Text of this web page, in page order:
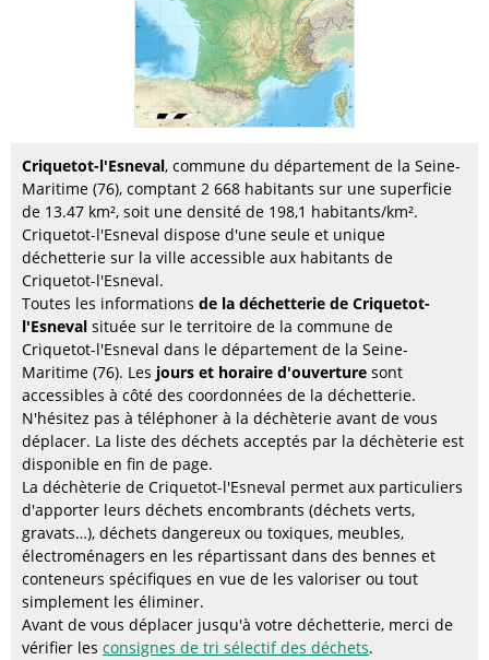
Criquetot-l'Esneval, commune du département de la Seine-
Maritime (76), comptant 2 668 habitants sur une superficie
de 13.47 km², soit une densité de 198,1 habitants/km².
Criquetot-l'Esneval dispose d'une seule et unique
déchetterie sur la ville accessible aux habitants de
Criquetot-l'Esneval.
Toutes les informations de la déchetterie de Criquetot-
l'Esneval située sur le territoire de la commune de
Criquetot-l'Esneval dans le département de la Seine-
Maritime (76). Les jours et horaire d'ouverture sont
accessibles à côté des coordonnées de la déchetterie.
N'hésitez pas à téléphoner à la déchèterie avant de vous
déplacer. La liste des déchets acceptés par la déchèterie est
disponible en fin de page.
La déchèterie de Criquetot-l'Esneval permet aux particuliers
d'apporter leurs déchets encombrants (déchets verts,
gravats…), déchets dangereux ou toxiques, meubles,
électroménagers en les répartissant dans des bennes et
conteneurs spécifiques en vue de les valoriser ou tout
simplement les éliminer.
Avant de vous déplacer jusqu'à votre déchetterie, merci de
vérifier les consignes de tri sélectif des déchets.